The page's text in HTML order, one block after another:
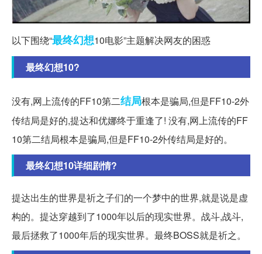
以下围绕“最终幻想10电影”主题解决网友的困惑
最终幻想10?
没有,网上流传的FF10第二结局根本是骗局,但是FF10-2外
传结局是好的,提达和优娜终于重逢了! 没有,网上流传的FF
10第二结局根本是骗局,但是FF10-2外传结局是好的。
最终幻想10详细剧情?
提达出生的世界是祈之子们的一个梦中的世界,就是说是虚
构的。提达穿越到了1000年以后的现实世界。战斗,战斗,
最后拯救了1000年后的现实世界。最终BOSS就是祈之。